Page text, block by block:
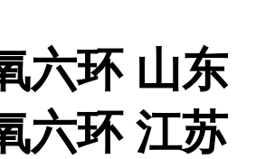
六环 山东
六环 江苏